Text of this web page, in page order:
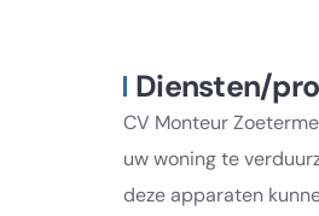
Diensten/
CV Monteur
uw woning te
deze apparaten